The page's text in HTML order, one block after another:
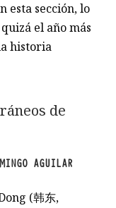
esta sección, lo
el año más
historia
de
AGUILAR
(韩东,